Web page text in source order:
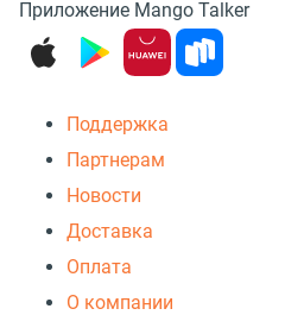
Приложение Mango Talker
Поддержка
Партнерам
Новости
Доставка
Оплата
О компании